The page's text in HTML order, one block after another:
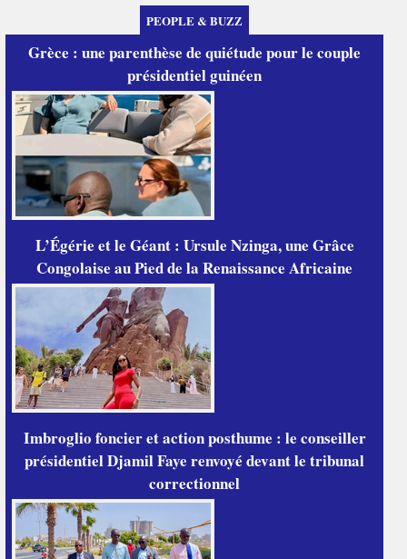
PEOPLE & BUZZ
Grèce : une parenthèse de quiétude pour le couple
présidentiel guinéen
L’Égérie et le Géant : Ursule Nzinga, une Grâce
Congolaise au Pied de la Renaissance Africaine
Imbroglio foncier et action posthume : le conseiller
présidentiel Djamil Faye renvoyé devant le tribunal
correctionnel